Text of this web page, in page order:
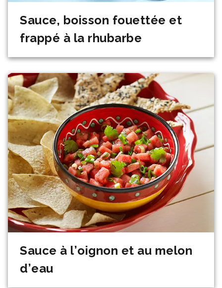
Sauce, boisson fouettée et
frappé à la rhubarbe
Sauce à l’oignon et au melon
d’eau